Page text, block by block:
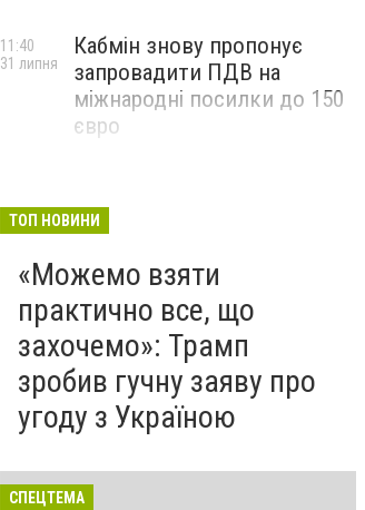
Кабмін знову пропонує
запровадити ПДВ на
міжнародні посилки до 150
євро
11:40
31 липня
ТОП НОВИНИ
«Можемо взяти
практично все, що
захочемо»: Трамп
зробив гучну заяву про
угоду з Україною
СПЕЦТЕМА